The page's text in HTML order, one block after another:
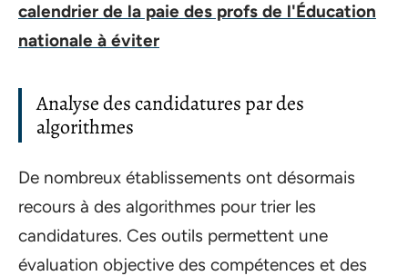
calendrier de la paie des profs de l'Éducation
nationale à éviter
Analyse des candidatures par des
algorithmes
De nombreux établissements ont désormais
recours à des algorithmes pour trier les
candidatures. Ces outils permettent une
évaluation objective des compétences et des